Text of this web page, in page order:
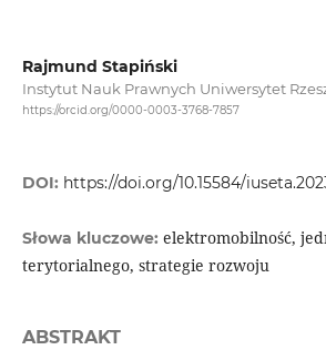
Rajmund Stapiński
Instytut Nauk Prawnych Uniwersytet
https://orcid.org/0000-0003-3768-7857
DOI: https://doi.org/10.15584/
Słowa kluczowe: elektromobilność,
terytorialnego, strategie rozwoju
ABSTRAKT